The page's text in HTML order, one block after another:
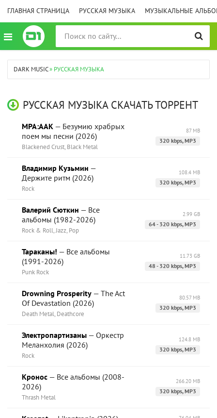
ГЛАВНАЯ СТРАНИЦА РУССКАЯ МУЗЫКА МУЗЫКАЛЬНЫЕ
DARK MUSIC» РУССКАЯ МУЗЫКА
РУССКАЯ МУЗЫКА СКАЧАТЬ ТОРРЕНТ
МРА:ААК — Безумию храбрых
поем мы песни (2026)
Blackened Crust, Black Metal
87 MB
320 kbps, MP3
Владимир Кузьмин —
Держите ритм (2026)
Rock
108.4 MB
320 kbps, MP3
Валерий Сюткин — Все
альбомы (1982-2026)
Rock & Roll, Jazz, Pop
2.99 GB
64 - 320 kbps, MP3
Тараканы! — Все альбомы
(1991-2026)
Punk Rock
11.73 GB
48 - 320 kbps, MP3
Drowning Prosperity — The Act
Of Devastation (2026)
Death Metal, Deathcore
80.57 MB
320 kbps, MP3
Электропартизаны — Оркестр
Меланхолия (2026)
Rock
124.8 MB
320 kbps, MP3
Кронос — Все альбомы (2008-
2026)
Thrash Metal
266.20 MB
320 kbps, MP3